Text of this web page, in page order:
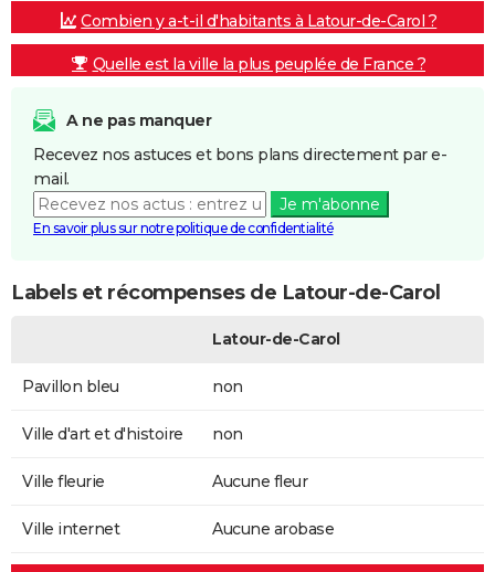
Combien y a-t-il d'habitants à Latour-de-Carol ?
Quelle est la ville la plus peuplée de France ?
A ne pas manquer
Recevez nos astuces et bons plans directement par e-
mail.
Je m'abonne
En savoir plus sur notre politique de confidentialité
Labels et récompenses de Latour-de-Carol
Latour-de-Carol
Pavillon bleu non
Ville d'art et d'histoire non
Ville fleurie Aucune fleur
Ville internet Aucune arobase